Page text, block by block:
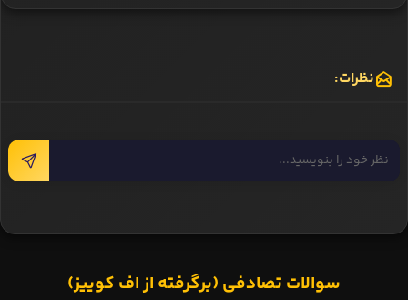
نظرات:
سوالات تصادفی (برگرفته از اف کوییز)